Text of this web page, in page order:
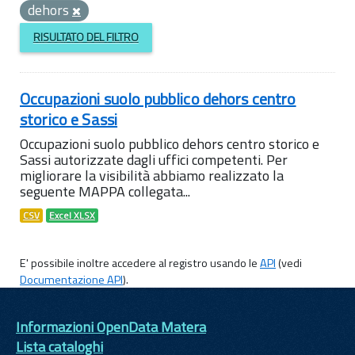
dehors
RISULTATO DEL FILTRO
Occupazioni suolo pubblico dehors centro
storico e Sassi
Occupazioni suolo pubblico dehors centro storico e
Sassi autorizzate dagli uffici competenti. Per
migliorare la visibilità abbiamo realizzato la
seguente MAPPA collegata...
CSV Excel XLSX
E' possibile inoltre accedere al registro usando leAPI(vedi
Documentazione API).
Informazioni OpenData Matera
Lista cataloghi